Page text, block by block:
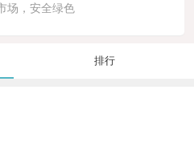
场，安全绿色
排行